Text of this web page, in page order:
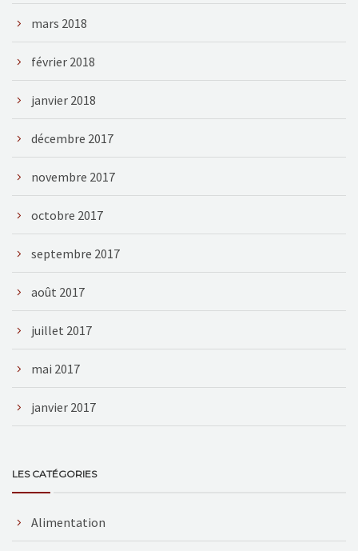
mars 2018
février 2018
janvier 2018
décembre 2017
novembre 2017
octobre 2017
septembre 2017
août 2017
juillet 2017
mai 2017
janvier 2017
LES CATÉGORIES
Alimentation